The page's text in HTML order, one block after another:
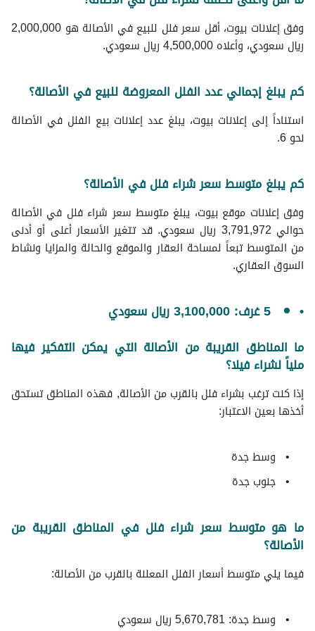
وفق إعلانات بيوت، أقل سعر فلل للبيع في الأصالة هو 2,000,000
ريال سعودي، وأعلاه 4,500,000 ريال سعودي.
كم يبلغ إجمالي عدد الفلل المعروضة للبيع في الأصالة؟
استناداً إلى إعلانات بيوت، يبلغ عدد إعلانات بيع الفلل في الأصالة
نحو 6.
كم يبلغ متوسط سعر شراء فلل في الأصالة؟
وفق إعلانات موقع بيوت، يبلغ متوسط سعر شراء فلل في الأصالة
حوالي 3,791,972 ريال سعودي. قد تتغير الأسعار أعلى أو أدنى
من المتوسط تبعاً لمساحة العقار والموقع والحالة والمزايا ونشاط
السوق العقاري.
5 غرف: 3,100,000 ريال سعودي
ما المناطق القريبة من الأصالة التي يمكن التفكير فيها
ملياً لشراء فيلا؟
إذا كنت ترغب بشراء فلل بالقرب من الأصالة, فهذه المناطق تستحق
أخذها بعين الاعتبار:
وسط جدة
جنوب جدة
ما هو متوسط سعر شراء فلل في المناطق القريبة من
الأصالة؟
فيما يلي متوسط ​​أسعار الفلل المعلنة بالقرب من الأصالة:
وسط جدة: 5,670,781 ريال سعودي